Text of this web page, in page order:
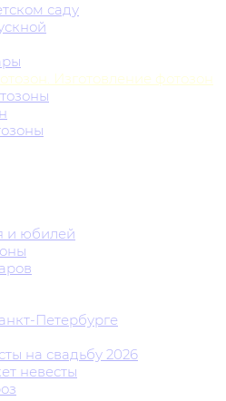
саду
Изготовление фотозон
и юбилей
Петербурге
на свадьбу 2026
невесты